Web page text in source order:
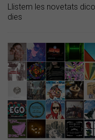
Llistem les novetats
dies